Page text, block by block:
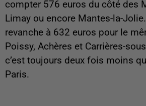
compter 576 euros du côté des
Limay ou encore Mantes-la-
revanche à 632 euros pour le
Poissy, Achères et Carrières-
c’est toujours deux fois moins
Paris.